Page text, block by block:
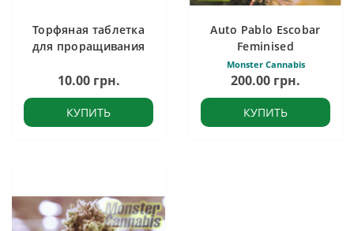
Торфяная таблетка
для проращивания
10.00 грн.
КУПИТЬ
Auto Pablo Escobar
Feminised
Monster Cannabis
200.00 грн.
КУПИТЬ